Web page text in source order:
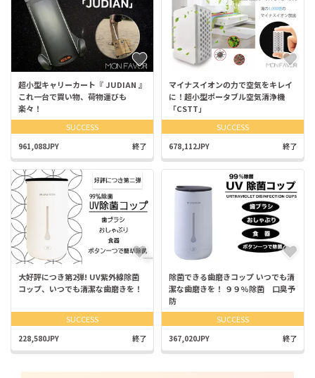
超小型キャリーカート『 JUDIAN 』
これ一台で買い物、荷物運びも
楽々！
SUCCESS
961,088JPY 終了
マイナスイオンの力で空気をキレイ
に！超小型ポータブル空気清浄機
「CSTT」
SUCCESS
678,112JPY 終了
大好評につき第2弾! UV紫外線除菌
コップ、いつでも清潔な歯磨きを！
SUCCESS
228,580JPY 終了
除菌できる歯磨きコップ いつでも清
潔な歯磨きを！ ９９%除菌 口臭予
防
SUCCESS
367,020JPY 終了